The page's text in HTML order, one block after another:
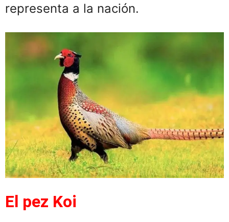
representa a la nación.
El pez Koi